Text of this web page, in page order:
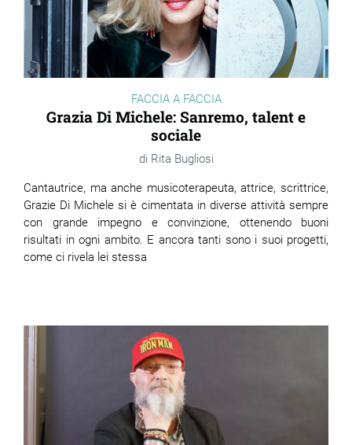
FACCIA A FACCIA
Grazia Di Michele: Sanremo, talent e
sociale
Rita Bugliosi
Cantautrice, ma anche musicoterapeuta, attrice, scrittrice,
Grazie Di Michele si è cimentata in diverse attività sempre
con grande impegno e convinzione, ottenendo buoni
risultati in ogni ambito. E ancora tanti sono i suoi progetti,
come ci rivela lei stessa